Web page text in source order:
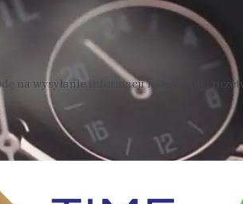
na wysyłanie informacji handlowej i